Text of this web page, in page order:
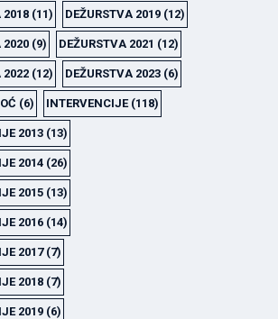
2018(11) DEŽURSTVA 2019(12)
2020(9) DEŽURSTVA 2021 (12)
2022(12) DEŽURSTVA 2023(6)
(6) INTERVENCIJE(118)
2013(13)
2014(26)
2015(13)
2016(14)
2017(7)
2018(7)
2019(6)